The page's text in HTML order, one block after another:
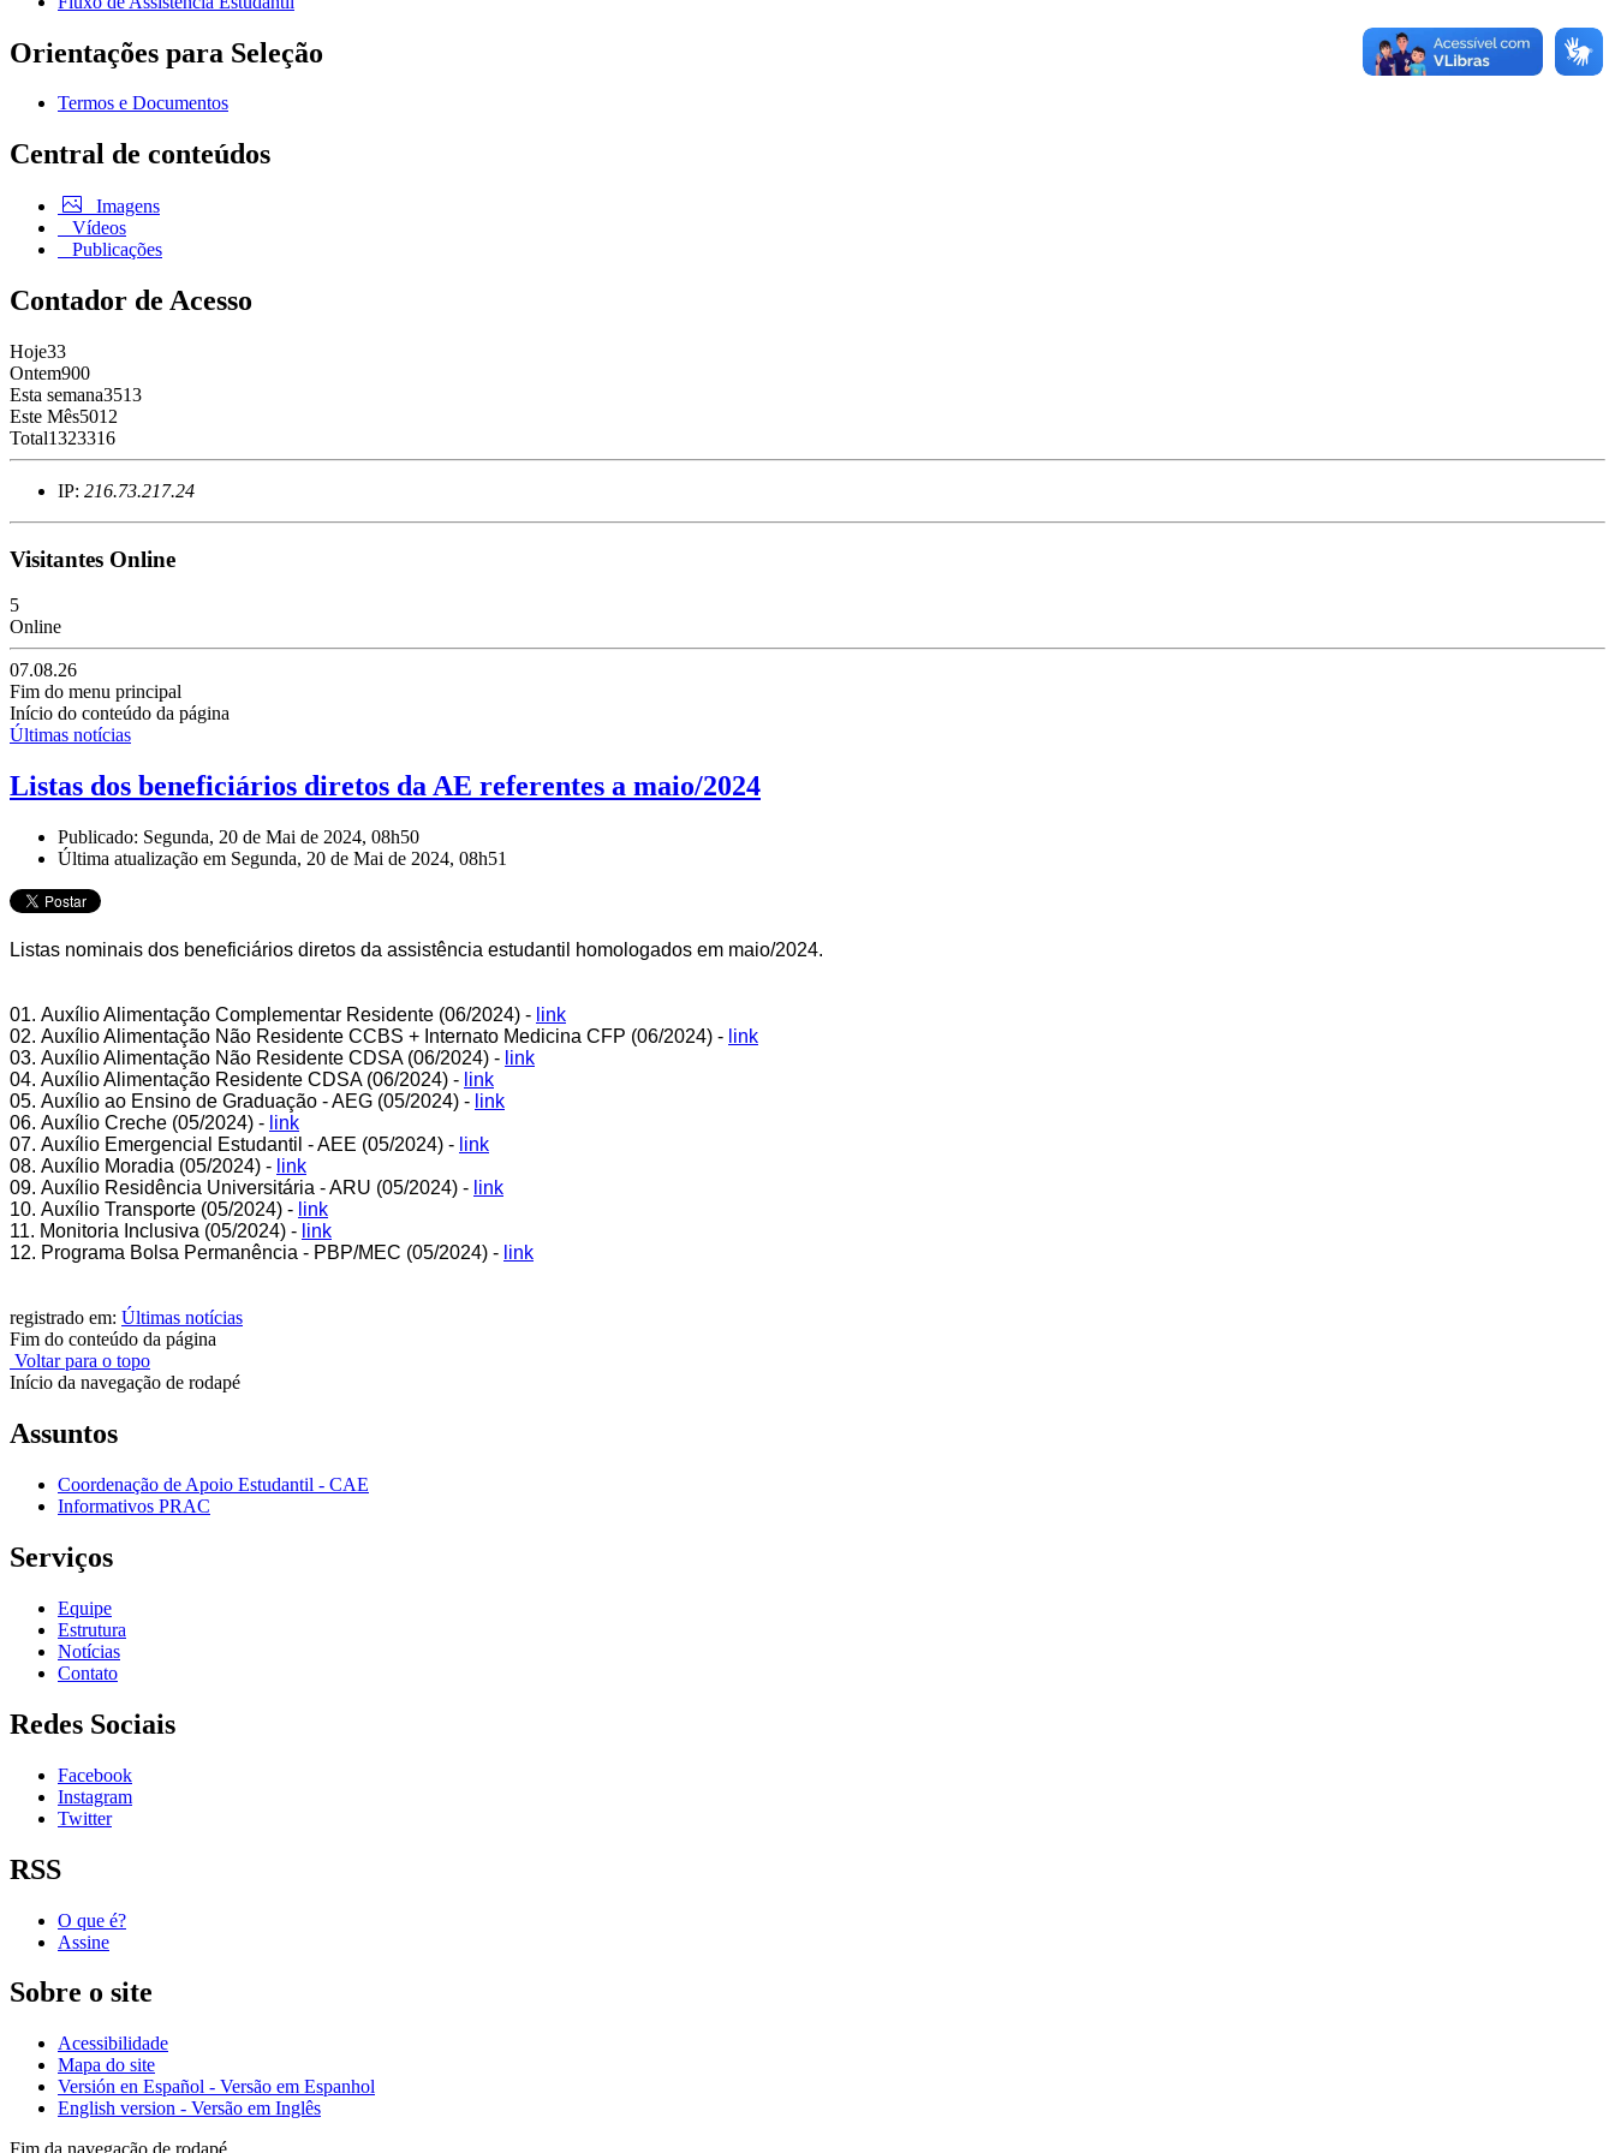
Orientações para Seleção
Termos e Documentos
Central de conteúdos
Imagens
Vídeos
Publicações
Contador de Acesso
Hoje33
Ontem900
Esta semana3513
Este Mês5012
Total1323316
IP: 216.73.217.24
Visitantes Online
5
Online
07.08.26
Fim do menu principal
Início do conteúdo da página
Últimas notícias
Listas dos beneficiários diretos da AE referentes a maio/2024
Publicado: Segunda, 20 de Mai de 2024, 08h50
Última atualização em Segunda, 20 de Mai de 2024, 08h51
Listas nominais dos beneficiários diretos da assistência estudantil homologados em maio/2024.
01. Auxílio Alimentação Complementar Residente (06/2024) - link
02. Auxílio Alimentação Não Residente CCBS + Internato Medicina CFP (06/2024) - link
03. Auxílio Alimentação Não Residente CDSA (06/2024) - link
04. Auxílio Alimentação Residente CDSA (06/2024) - link
05. Auxílio ao Ensino de Graduação - AEG (05/2024) - link
06. Auxílio Creche (05/2024) - link
07. Auxílio Emergencial Estudantil - AEE (05/2024) - link
08. Auxílio Moradia (05/2024) - link
09. Auxílio Residência Universitária - ARU (05/2024) - link
10. Auxílio Transporte (05/2024) - link
11. Monitoria Inclusiva (05/2024) - link
12. Programa Bolsa Permanência - PBP/MEC (05/2024) - link
registrado em: Últimas notícias
Fim do conteúdo da página
Voltar para o topo
Início da navegação de rodapé
Assuntos
Coordenação de Apoio Estudantil - CAE
Informativos PRAC
Serviços
Equipe
Estrutura
Notícias
Contato
Redes Sociais
Facebook
Instagram
Twitter
RSS
O que é?
Assine
Sobre o site
Acessibilidade
Mapa do site
Versión en Español - Versão em Espanhol
English version - Versão em Inglês